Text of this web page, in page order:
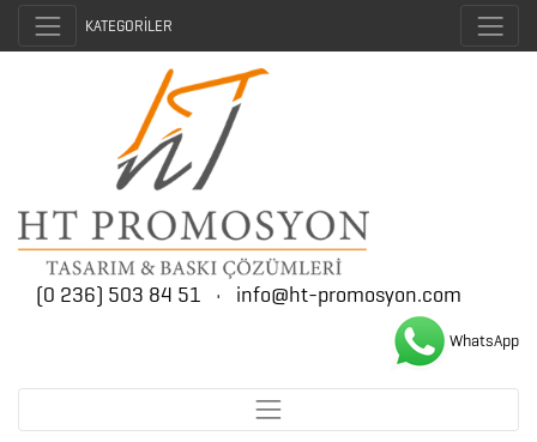
KATEGORİLER
(0 236) 503 84 51 • info@ht-promosyon.com
WhatsApp